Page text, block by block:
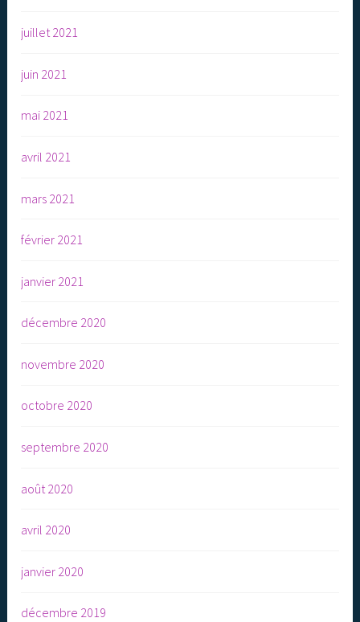
juillet 2021
juin 2021
mai 2021
avril 2021
mars 2021
février 2021
janvier 2021
décembre 2020
novembre 2020
octobre 2020
septembre 2020
août 2020
avril 2020
janvier 2020
décembre 2019